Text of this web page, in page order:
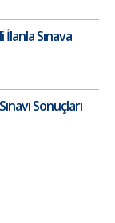
Sınava
Sonuçları